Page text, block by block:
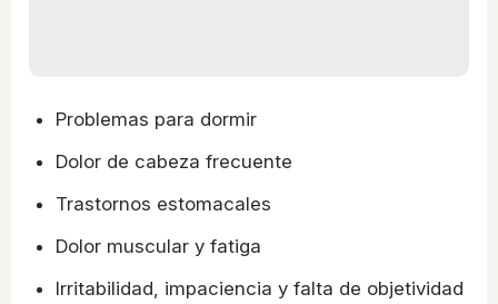
Problemas para dormir
Dolor de cabeza frecuente
Trastornos estomacales
Dolor muscular y fatiga
Irritabilidad, impaciencia y falta de objetividad